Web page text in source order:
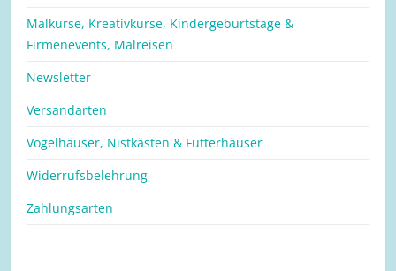
Malkurse, Kreativkurse, Kindergeburtstage &
Firmenevents, Malreisen
Newsletter
Versandarten
Vogelhäuser, Nistkästen & Futterhäuser
Widerrufsbelehrung
Zahlungsarten